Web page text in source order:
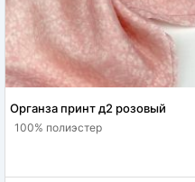
Органза принт д2 розовый
100% полиэстер